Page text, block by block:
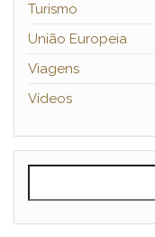
Turismo
União Europeia
Viagens
Vídeos